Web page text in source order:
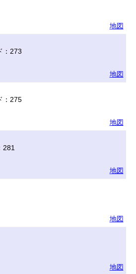
地図
：273
地図
：275
地図
地図
地図
地図